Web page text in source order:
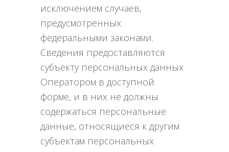
исключением случаев,
предусмотренных
федеральными законами.
Сведения предоставляются
субъекту персональных данных
Оператором в доступной
форме, и в них не должны
содержаться персональные
данные, относящиеся к другим
субъектам персональных